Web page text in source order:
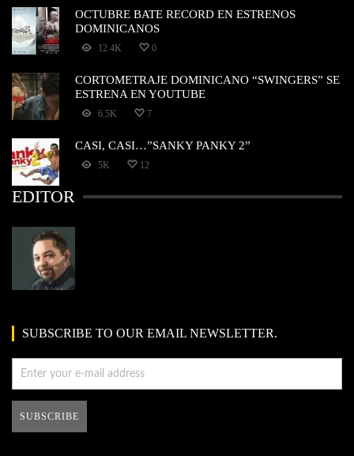
OCTUBRE BATE RECORD EN ESTRENOS
DOMINICANOS
12.4K 0
CORTOMETRAJE DOMINICANO “SWINGERS” SE
ESTRENA EN YOUTUBE
6.5K 7
CASI, CASI…”SANKY PANKY 2”
5K 12
EDITOR
SUBSCRIBE TO OUR EMAIL NEWSLETTER.